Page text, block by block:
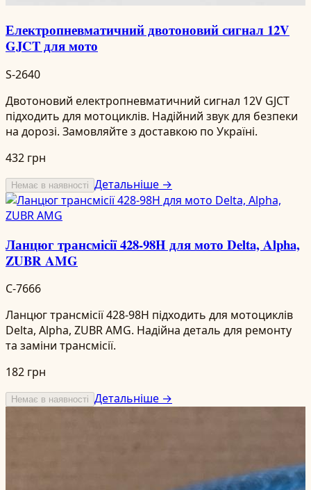
Електропневматичний двотоновий сигнал 12V
GJCT для мото
S-2640
Двотоновий електропневматичний сигнал 12V GJCT
підходить для мотоциклів. Надійний звук для безпеки
на дорозі. Замовляйте з доставкою по Україні.
432 грн
Немає в наявності Детальніше →
Ланцюг трансмісії 428-98H для мото Delta, Alpha,
ZUBR AMG
C-7666
Ланцюг трансмісії 428-98H підходить для мотоциклів
Delta, Alpha, ZUBR AMG. Надійна деталь для ремонту
та заміни трансмісії.
182 грн
Немає в наявності Детальніше →